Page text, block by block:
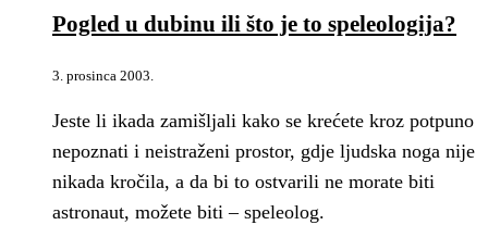
Pogled u dubinu ili što je to speleologija?
3. prosinca 2003.
Jeste li ikada zamišljali kako se krećete kroz potpuno
nepoznati i neistraženi prostor, gdje ljudska noga nije
nikada kročila, a da bi to ostvarili ne morate biti
astronaut, možete biti – speleolog.